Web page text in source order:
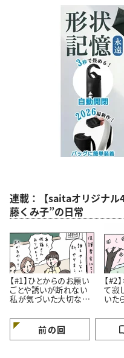
連載：【saitaオリジナル
藤くみ子”の日常
【#1】ひとからのお願い
ごとや誘いが断れない
私が気づいた大切なこ
【#2
て寂
いた
#4コ
前の回